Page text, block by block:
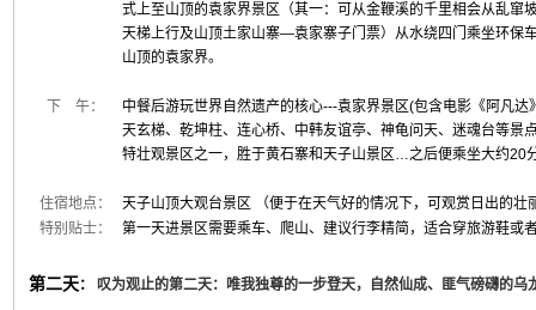
式上至山顶的袁家界景区（其一：可从金鞭溪的千里相会从乱窜
天梯上行及山顶土家山寨—袁家寨子门票）从水绕四门乘坐环保
山顶的袁家界。
下 午：
中餐后游玩世界自然遗产的核心---袁家界景区(包含电影《阿凡达
天玄梯、乾坤柱、连心桥、中韩友谊亭、神龟问天、迷魂台等景
特壮观景区之一，胜于黄石寨和天子山景区…之后便乘坐大约20
住宿地点：
天子山顶大观台景区 （便于在天气好的情况下，可观赏日出的壮
特别贴士：
第一天进景区需要乘车、爬山、建议行李精简，适合穿旅游鞋或
第二天： 叹为观止的第二天：唯我独尊的一步登天，自然仙成、匪气磅礴的乌